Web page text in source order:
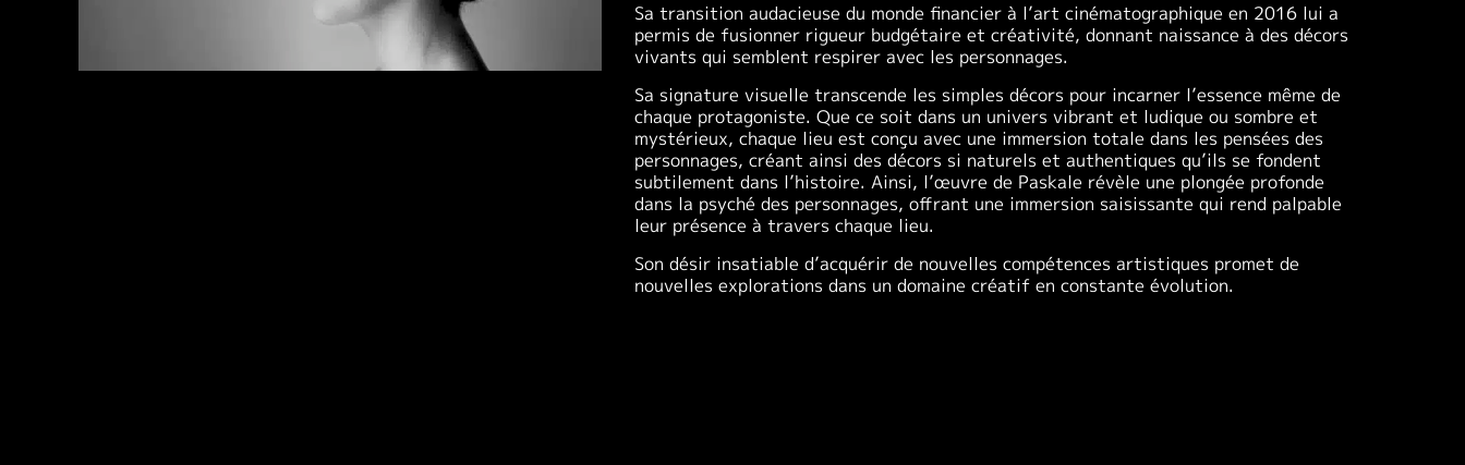
Sa transition audacieuse du monde financier à l’art cinématographique en 2016 lui a
permis de fusionner rigueur budgétaire et créativité, donnant naissance à des décors
vivants qui semblent respirer avec les personnages.
Sa signature visuelle transcende les simples décors pour incarner l’essence même de
chaque protagoniste. Que ce soit dans un univers vibrant et ludique ou sombre et
mystérieux, chaque lieu est conçu avec une immersion totale dans les pensées des
personnages, créant ainsi des décors si naturels et authentiques qu’ils se fondent
subtilement dans l’histoire. Ainsi, l’œuvre de Paskale révèle une plongée profonde
dans la psyché des personnages, offrant une immersion saisissante qui rend palpable
leur présence à travers chaque lieu.
Son désir insatiable d’acquérir de nouvelles compétences artistiques promet de
nouvelles explorations dans un domaine créatif en constante évolution.